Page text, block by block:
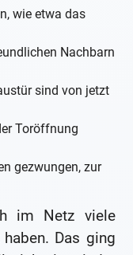
wie etwa das
Nachbarn
sind von jetzt
Toröffnung
gezwungen, zur
im Netz viele
Das ging